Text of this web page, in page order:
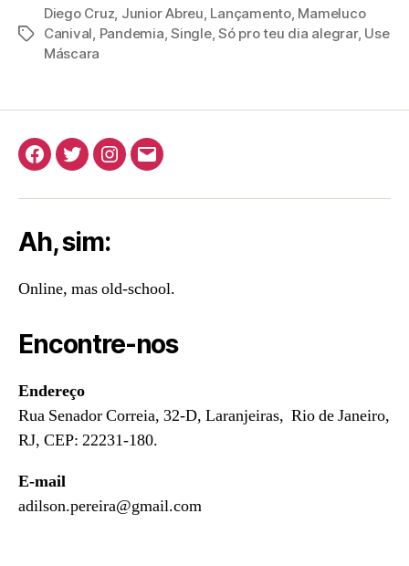
Tags
Diego Cruz, Junior Abreu, Lançamento, Mameluco
Canival, Pandemia,Single,Só pro teu dia alegrar, Use
Máscara
Facebook
TwitterInstagram
E-
Ah, sim:
Online, mas old-school.
Encontre-nos
Endereço
Rua Senador Correia, 32-D, Laranjeiras, Rio de Janeiro,
RJ, CEP: 22231-180.
E-mail
adilson.pereira@gmail.com